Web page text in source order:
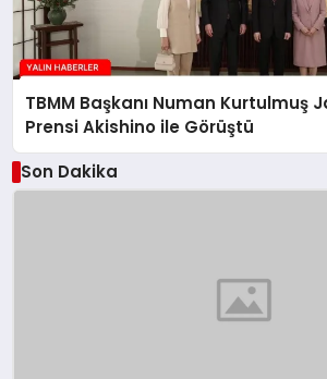
TBMM Başkanı Numan Kurtulmuş
Prensi Akishino ile Görüştü
Son Dakika